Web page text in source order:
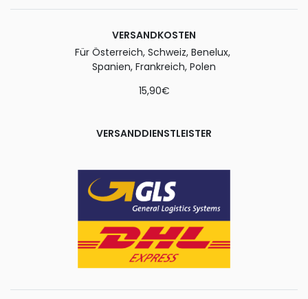
VERSANDKOSTEN
Für Österreich, Schweiz, Benelux,
Spanien, Frankreich, Polen
15,90€
VERSANDDIENSTLEISTER